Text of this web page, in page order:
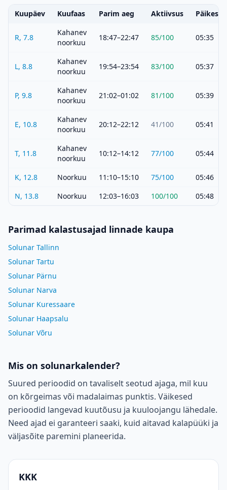
Kuupäev Kuufaas Parim aeg Aktiivsus
R, 7.8
Kahanev
noorkuu
18:47–22:47 85/100 05:35
L, 8.8
Kahanev
noorkuu
19:54–23:54 83/100 05:37
P, 9.8
Kahanev
noorkuu
21:02–01:02 81/100 05:39
E, 10.8
Kahanev
noorkuu
20:12–22:12 41/100 05:41
T, 11.8
Kahanev
noorkuu
10:12–14:12 77/100 05:44
K, 12.8 Noorkuu 11:10–15:10 75/100
05:46
N, 13.8
Noorkuu 12:03–16:03 100/100 05:48
Parimad kalastusajad linnade kaupa
Solunar Tallinn
Solunar Tartu
Solunar Pärnu
Solunar Narva
Solunar Kuressaare
Solunar Haapsalu
Solunar Võru
Mis on solunarkalender?
Suured perioodid on tavaliselt seotud ajaga, mil kuu
on kõrgeimas või madalaimas punktis. Väikesed
perioodid langevad kuutõusu ja kuuloojangu lähedale.
Need ajad ei garanteeri saaki, kuid aitavad kalapüüki ja
väljasõite paremini planeerida.
KKK